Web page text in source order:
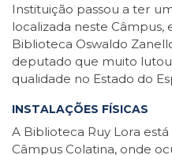
Instituição passou a ter
localizada neste
Biblioteca Oswaldo
deputado que muito
qualidade no Estado do
INSTALAÇÕES FÍSICAS
A Biblioteca Ruy Lora
Câmpus Colatina, onde